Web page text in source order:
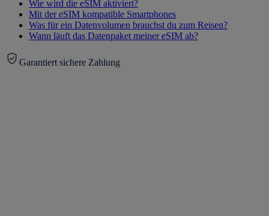
Wie wird die eSIM aktiviert?
Mit der eSIM kompatible Smartphones
Was für ein Datenvolumen brauchst du zum Reisen?
Wann läuft das Datenpaket meiner eSIM ab?
Garantiert sichere Zahlung